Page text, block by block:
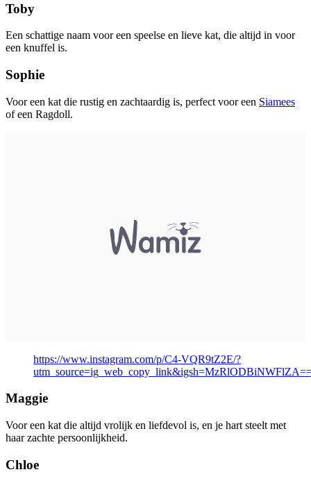
Toby
Een schattige naam voor een speelse en lieve kat, die altijd in voor
een knuffel is.
Sophie
Voor een kat die rustig en zachtaardig is, perfect voor een Siamees
of een Ragdoll.
https://www.instagram.com/p/C4-VQR9tZ2E/?
Maggie
Voor een kat die altijd vrolijk en liefdevol is, en je hart steelt met
haar zachte persoonlijkheid.
Chloe